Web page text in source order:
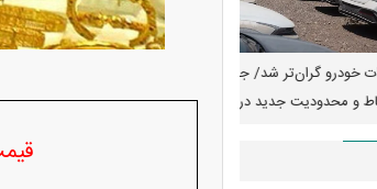
شد/ جهش گواهی
جدید در مناطق آزاد
جدید در بازار خودرو چیست؟